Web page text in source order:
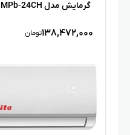
R۴۱۰A، فاقد لوله مسی، گرید انرژی A، قابلیت IOT
۱۳۸,۴۷۲,۰۰۰تومان